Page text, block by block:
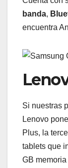
banda,
encuentra
Si nuestras
Lenovo
Plus, la
tablets que
GB